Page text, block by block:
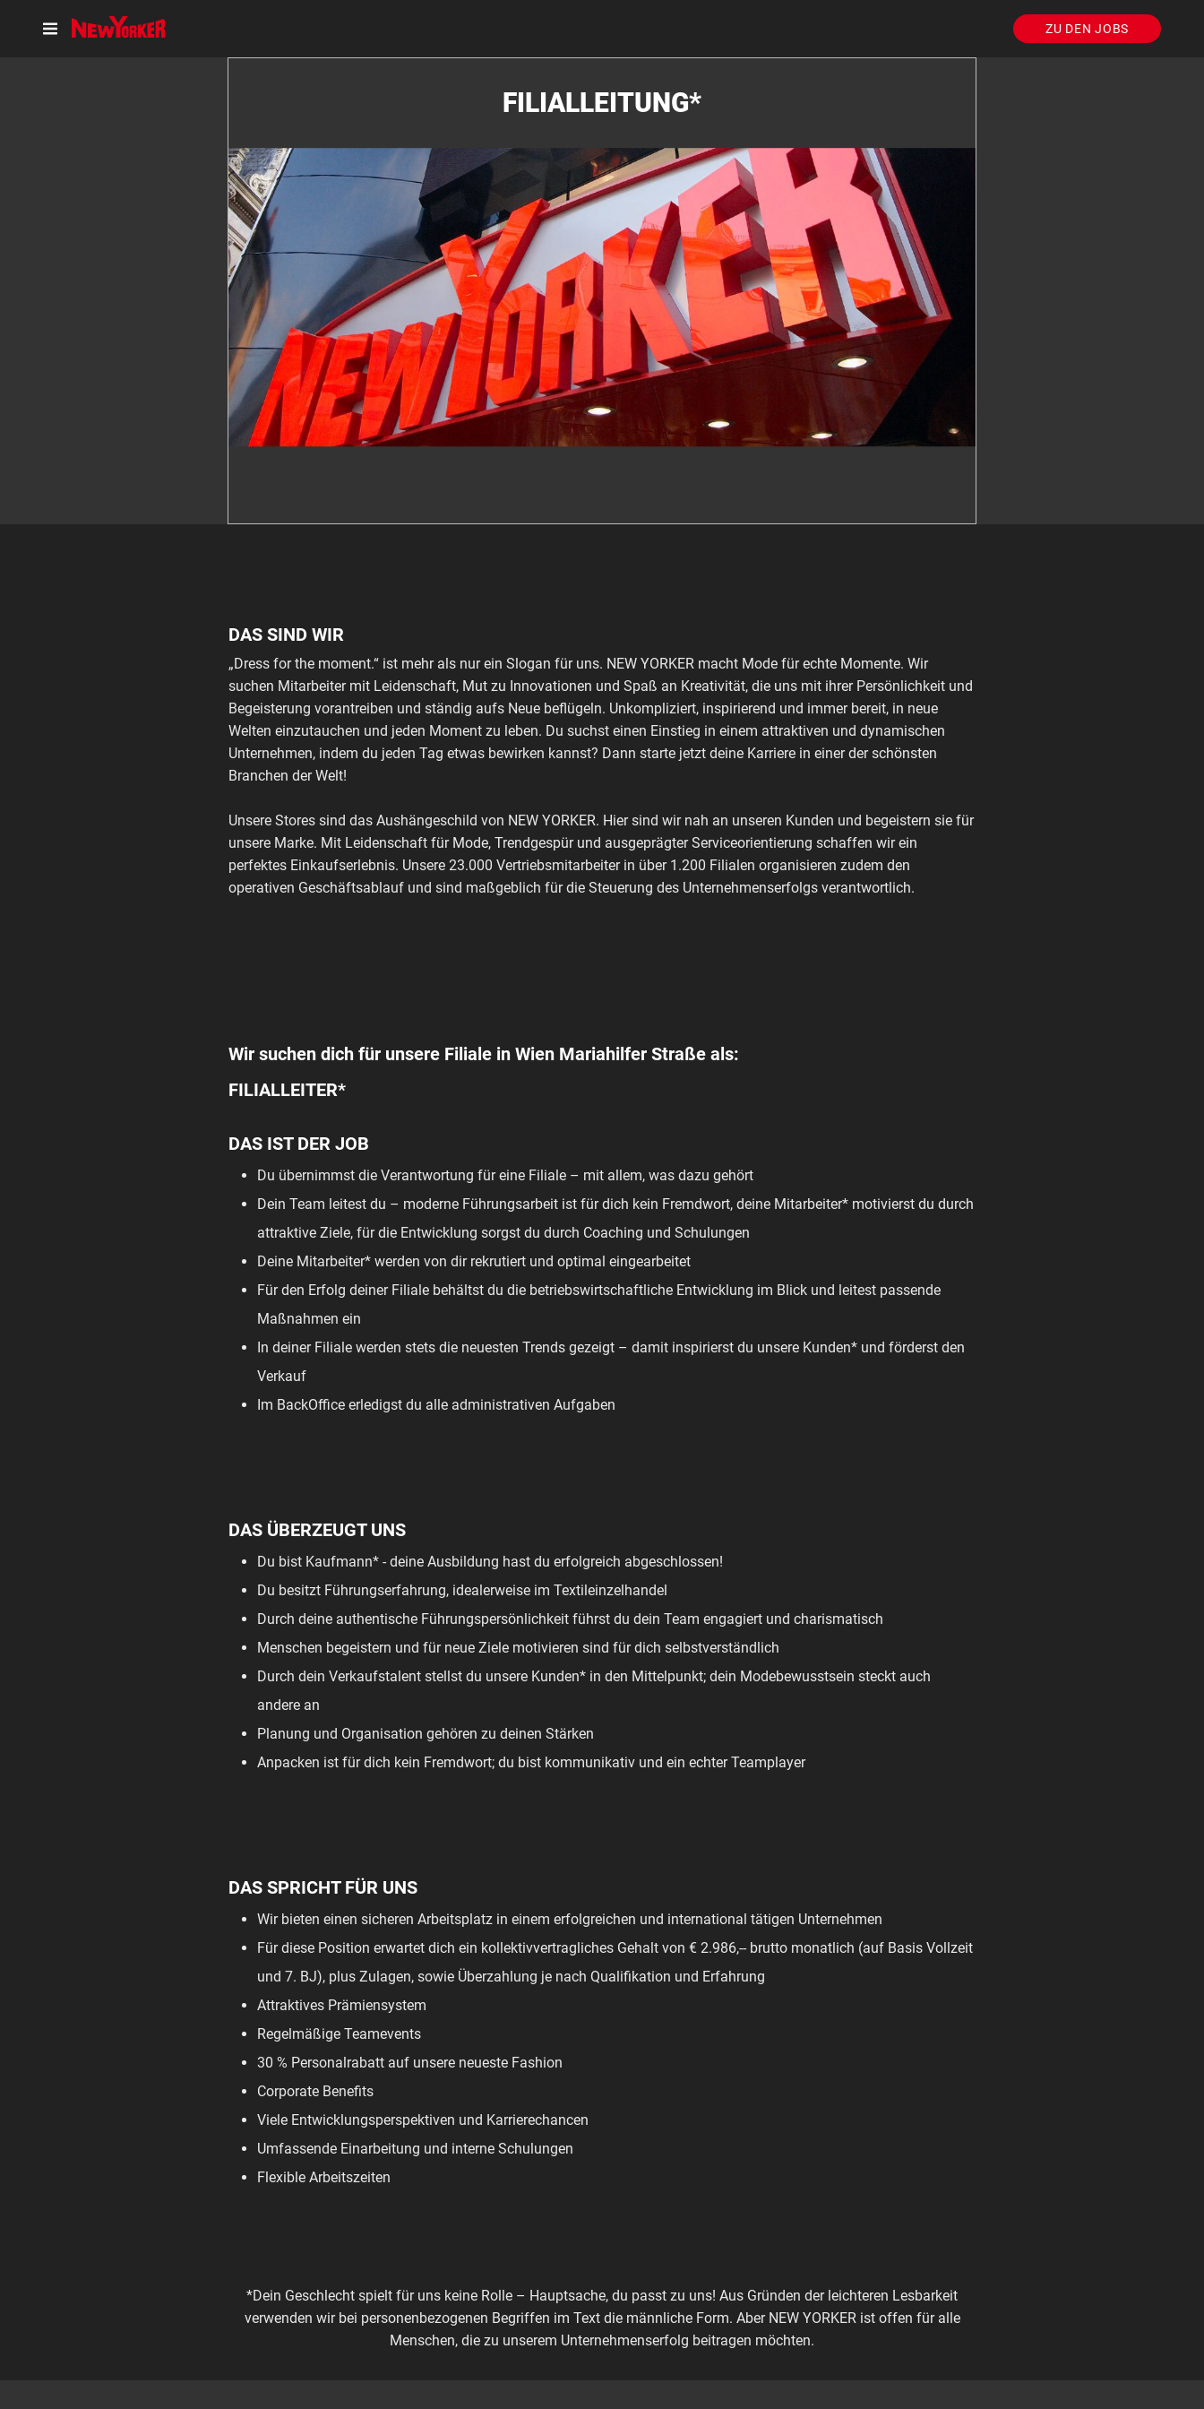
ZU DEN JOBS
FILIALLEITUNG*
DAS SIND WIR
„Dress for the moment.“ ist mehr als nur ein Slogan für uns. NEW YORKER macht Mode für echte Momente. Wir
suchen Mitarbeiter mit Leidenschaft, Mut zu Innovationen und Spaß an Kreativität, die uns mit ihrer Persönlichkeit und
Begeisterung vorantreiben und ständig aufs Neue beflügeln. Unkompliziert, inspirierend und immer bereit, in neue
Welten einzutauchen und jeden Moment zu leben. Du suchst einen Einstieg in einem attraktiven und dynamischen
Unternehmen, indem du jeden Tag etwas bewirken kannst? Dann starte jetzt deine Karriere in einer der schönsten
Branchen der Welt!
Unsere Stores sind das Aushängeschild von NEW YORKER. Hier sind wir nah an unseren Kunden und begeistern sie für
unsere Marke. Mit Leidenschaft für Mode, Trendgespür und ausgeprägter Serviceorientierung schaffen wir ein
perfektes Einkaufserlebnis. Unsere 23.000 Vertriebsmitarbeiter in über 1.200 Filialen organisieren zudem den
operativen Geschäftsablauf und sind maßgeblich für die Steuerung des Unternehmenserfolgs verantwortlich.
Wir suchen dich für unsere Filiale in Wien Mariahilfer Straße als:
FILIALLEITER*
DAS IST DER JOB
Du übernimmst die Verantwortung für eine Filiale – mit allem, was dazu gehört
Dein Team leitest du – moderne Führungsarbeit ist für dich kein Fremdwort, deine Mitarbeiter* motivierst du durch
attraktive Ziele, für die Entwicklung sorgst du durch Coaching und Schulungen
Deine Mitarbeiter* werden von dir rekrutiert und optimal eingearbeitet
Für den Erfolg deiner Filiale behältst du die betriebswirtschaftliche Entwicklung im Blick und leitest passende
Maßnahmen ein
In deiner Filiale werden stets die neuesten Trends gezeigt – damit inspirierst du unsere Kunden* und förderst den
Verkauf
Im BackOffice erledigst du alle administrativen Aufgaben
DAS ÜBERZEUGT UNS
Du bist Kaufmann* - deine Ausbildung hast du erfolgreich abgeschlossen!
Du besitzt Führungserfahrung, idealerweise im Textileinzelhandel
Durch deine authentische Führungspersönlichkeit führst du dein Team engagiert und charismatisch
Menschen begeistern und für neue Ziele motivieren sind für dich selbstverständlich
Durch dein Verkaufstalent stellst du unsere Kunden* in den Mittelpunkt; dein Modebewusstsein steckt auch
andere an
Planung und Organisation gehören zu deinen Stärken
Anpacken ist für dich kein Fremdwort; du bist kommunikativ und ein echter Teamplayer
DAS SPRICHT FÜR UNS
Wir bieten einen sicheren Arbeitsplatz in einem erfolgreichen und international tätigen Unternehmen
Für diese Position erwartet dich ein kollektivvertragliches Gehalt von € 2.986,-- brutto monatlich (auf Basis Vollzeit
und 7. BJ), plus Zulagen, sowie Überzahlung je nach Qualifikation und Erfahrung
Attraktives Prämiensystem
Regelmäßige Teamevents
30 % Personalrabatt auf unsere neueste Fashion
Corporate Benefits
Viele Entwicklungsperspektiven und Karrierechancen
Umfassende Einarbeitung und interne Schulungen
Flexible Arbeitszeiten
*Dein Geschlecht spielt für uns keine Rolle – Hauptsache, du passt zu uns! Aus Gründen der leichteren Lesbarkeit
verwenden wir bei personenbezogenen Begriffen im Text die männliche Form. Aber NEW YORKER ist offen für alle
Menschen, die zu unserem Unternehmenserfolg beitragen möchten.